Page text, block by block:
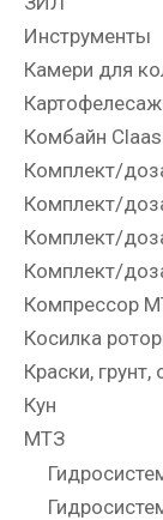
Инструменты
Камери для
Комбайн Claas
Комплект/
Комплект/
Комплект/
Комплект/
Компрессор
Косилка
Краски,
Кун
МТЗ